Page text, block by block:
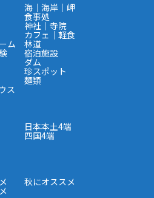
海｜海岸｜岬
食事処
神社｜寺院
カフェ｜軽食
ム 林道
宿泊施設
ダム
珍スポット
麺類
ス
日本本土4端
四国4端
秋にオススメ